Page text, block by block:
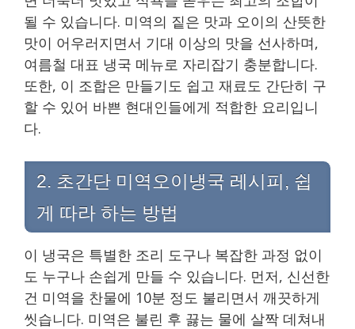
될 수 있습니다. 미역의 짙은 맛과 오이의 산뜻한
맛이 어우러지면서 기대 이상의 맛을 선사하며,
여름철 대표 냉국 메뉴로 자리잡기 충분합니다.
또한, 이 조합은 만들기도 쉽고 재료도 간단히 구
할 수 있어 바쁜 현대인들에게 적합한 요리입니
다.
2. 초간단 미역오이냉국 레시피, 쉽
게 따라 하는 방법
이 냉국은 특별한 조리 도구나 복잡한 과정 없이
도 누구나 손쉽게 만들 수 있습니다. 먼저, 신선한
건 미역을 찬물에 10분 정도 불리면서 깨끗하게
씻습니다. 미역은 불린 후 끓는 물에 살짝 데쳐내